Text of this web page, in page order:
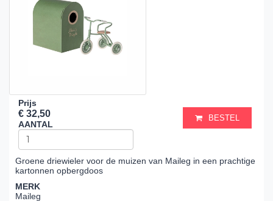
Prijs
€ 32,50
AANTAL
BESTEL
Groene driewieler voor de muizen van Maileg in een prachtige
kartonnen opbergdoos
MERK
Maileg